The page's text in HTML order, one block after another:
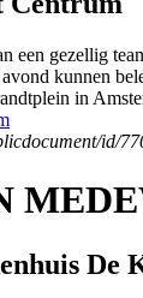
een gezellig
kunnen
in
De